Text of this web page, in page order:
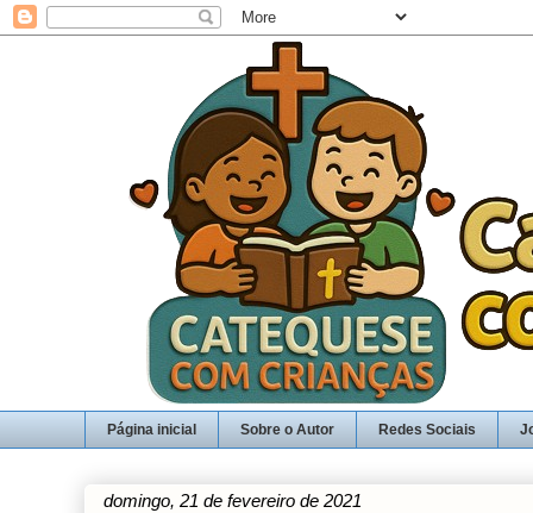
Página inicial Sobre o Autor Redes Sociais
domingo, 21 de fevereiro de 2021